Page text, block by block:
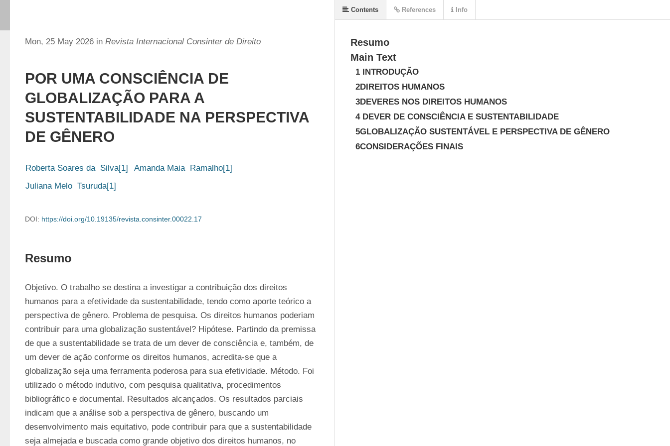
Mon, 25 May 2026 in Revista Internacional Consinter de Direito
POR UMA CONSCIÊNCIA DE
GLOBALIZAÇÃO PARA A
SUSTENTABILIDADE NA PERSPECTIVA
DE GÊNERO
Roberta Soares da  Silva[1]
Amanda Maia  Ramalho[1]
Juliana Melo  Tsuruda[1]
DOI: https://doi.org/10.19135/revista.consinter.00022.17
Resumo
Objetivo. O trabalho se destina a investigar a contribuição dos direitos
humanos para a efetividade da sustentabilidade, tendo como aporte teórico a
perspectiva de gênero. Problema de pesquisa. Os direitos humanos poderiam
contribuir para uma globalização sustentável? Hipótese. Partindo da premissa
de que a sustentabilidade se trata de um dever de consciência e, também, de
um dever de ação conforme os direitos humanos, acredita-se que a
globalização seja uma ferramenta poderosa para sua efetividade. Método. Foi
utilizado o método indutivo, com pesquisa qualitativa, procedimentos
bibliográfico e documental. Resultados alcançados. Os resultados parciais
indicam que a análise sob a perspectiva de gênero, buscando um
desenvolvimento mais equitativo, pode contribuir para que a sustentabilidade
seja almejada e buscada como grande objetivo dos direitos humanos, no
Resumo
Main Text
1 INTRODUÇÃO
2DIREITOS HUMANOS
3DEVERES NOS DIREITOS HUMANOS
4 DEVER DE CONSCIÊNCIA E SUSTENTABILIDADE
5GLOBALIZAÇÃO SUSTENTÁVEL E PERSPECTIVA DE GÊNERO
6CONSIDERAÇÕES FINAIS
Contents References Info